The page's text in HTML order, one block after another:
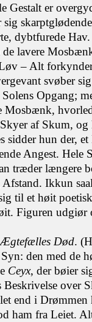
Gestalt er
dybtfurede
lavere
– Alt
svøber
Opgang;
Mosbænk,
af Skum, og
sidder hun der,
Angest. Hele
træder længere
Ikkun
til et høit
Figuren udgiør
Ægtefælles Død.
den med de
Ceyx, der bøier
Beskrivelse over
end i
ham fra Leiet.